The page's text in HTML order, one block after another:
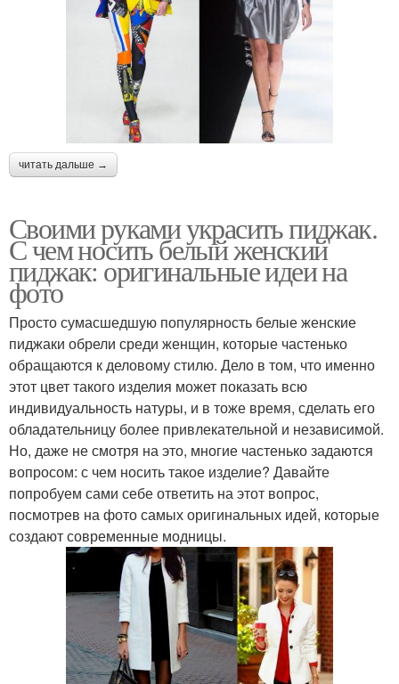
читать дальше →
Своими руками украсить пиджак.
С чем носить белый женский
пиджак: оригинальные идеи на
фото
Просто сумасшедшую популярность белые женские
пиджаки обрели среди женщин, которые частенько
обращаются к деловому стилю. Дело в том, что именно
этот цвет такого изделия может показать всю
индивидуальность натуры, и в тоже время, сделать его
обладательницу более привлекательной и независимой.
Но, даже не смотря на это, многие частенько задаются
вопросом: с чем носить такое изделие? Давайте
попробуем сами себе ответить на этот вопрос,
посмотрев на фото самых оригинальных идей, которые
создают современные модницы.